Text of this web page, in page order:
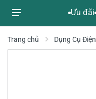
Ưu đãi
Trang chủ Dụng Cụ Điện